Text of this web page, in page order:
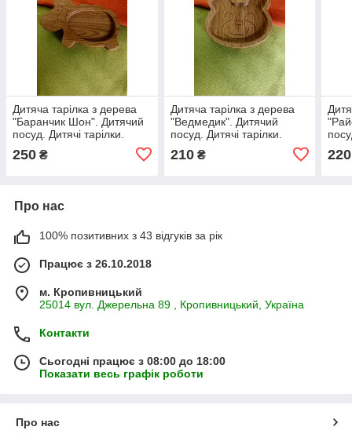
Дитяча тарілка з дерева
"Баранчик Шон". Дитячий
посуд. Дитячі тарілки.
250 ₴
Дитяча тарілка з дерева
"Ведмедик". Дитячий
посуд. Дитячі тарілки.
210₴ 220
Про нас
100% позитивних з 43 відгуків за рік
Працює з 26.10.2018
м. Кропивницький
25014 вул. Джерельна 89 , Кропивницький, Україна
Контакти
Сьогодні працює з 08:00 до 18:00
Показати весь графік роботи
Про нас